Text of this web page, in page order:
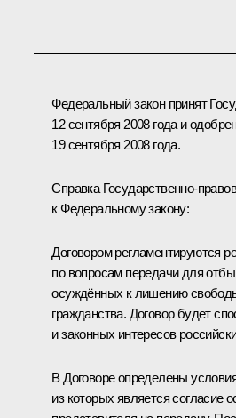
Федеральный закон принят
12 сентября 2008 года и
19 сентября 2008 года.
Справка Государственно-
к Федеральному закону:
Договором регламентируются
по вопросам передачи для
осуждённых к лишению
гражданства. Договор будет
и законных интересов
В Договоре определены
из которых является согласие